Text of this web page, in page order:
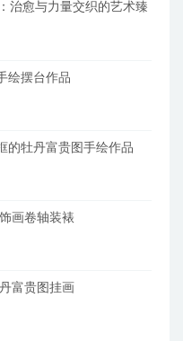
治愈与力量交织的艺术臻
绘摆台作品
的牡丹富贵图手绘作品
画卷轴装裱
富贵图挂画